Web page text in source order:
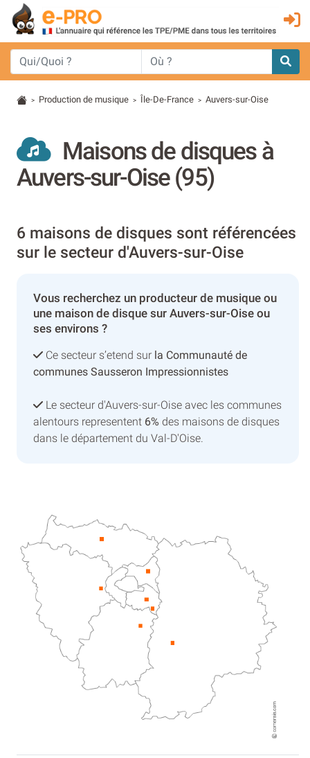
> Production de musique > Île-De-France > Auvers-sur-Oise
Maisons de disques à
Auvers-sur-Oise (95)
6 maisons de disques sont référencées
sur le secteur d'Auvers-sur-Oise
Vous recherchez un producteur de musique ou
une maison de disque sur Auvers-sur-Oise ou
ses environs ?
Ce secteur s’etend sur la Communauté de
communes Sausseron Impressionnistes
Le secteur d'Auvers-sur-Oise avec les communes
alentours representent 6% des maisons de disques
dans le département du Val-D'Oise.